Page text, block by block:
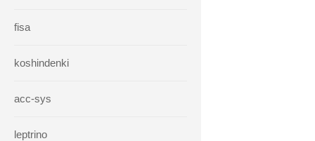
fisa
koshindenki
acc-sys
leptrino